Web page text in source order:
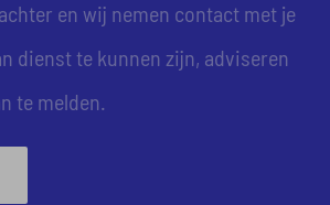
en wij nemen contact met je
dienst te kunnen zijn, adviseren
te melden.